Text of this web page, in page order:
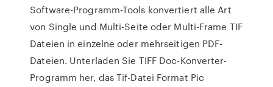
Software-Programm-Tools konvertiert alle Art
von Single und Multi-Seite oder Multi-Frame TIF
Dateien in einzelne oder mehrseitigen PDF-
Dateien. Unterladen Sie TIFF Doc-Konverter-
Programm her, das Tif-Datei Format Pic